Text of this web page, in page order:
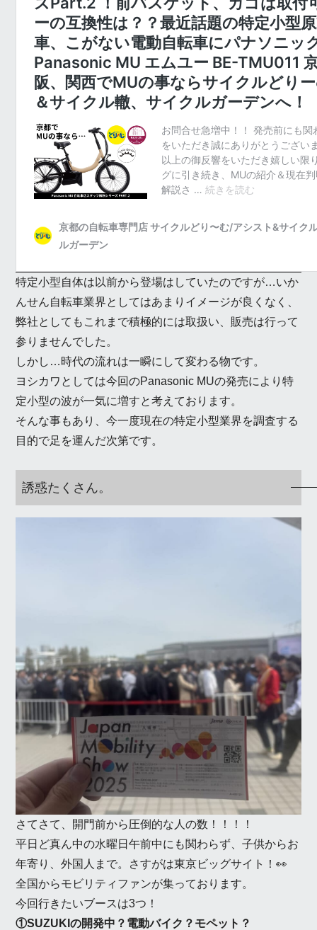
特定小型自体は以前から登場はしていたのですが…いか
んせん自転車業界としてはあまりイメージが良くなく、
弊社としてもこれまで積極的には取扱い、販売は行って
参りませんでした。
しかし…時代の流れは一瞬にして変わる物です。
ヨシカワとしては今回のPanasonic MUの発売により特
定小型の波が一気に増すと考えております。
そんな事もあり、今一度現在の特定小型業界を調査する
目的で足を運んだ次第です。
誘惑たくさん。
さてさて、開門前から圧倒的な人の数！！！！
平日ど真ん中の水曜日午前中にも関わらず、子供からお
年寄り、外国人まで。さすがは東京ビッグサイト！👀
全国からモビリティファンが集っております。
今回行きたいブースは3つ！
①SUZUKIの開発中？電動バイク？モペット？